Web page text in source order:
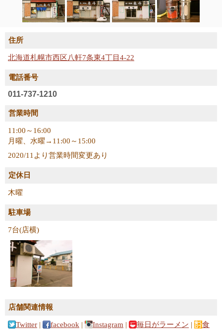
住所
北海道札幌市西区八軒7条東4丁目4-22
電話番号
011-737-1210
営業時間
11:00～16:00
月曜、水曜→11:00～15:00
2020/11より営業時間変更あり
定休日
木曜
駐車場
7台(店横)
店舗関連情報
Twitter | facebook | Instagram | 毎日がラーメン |
食